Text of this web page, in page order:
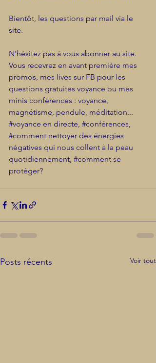
Bientôt, les questions par mail via le
site.
N'hésitez pas à vous abonner au site.
Vous recevrez en avant première mes
promos, mes lives sur FB pour les
questions gratuites voyance ou mes
minis conférences : voyance,
magnétisme, pendule, méditation...
#voyance en directe, #conférences,
#comment nettoyer des énergies
négatives qui nous collent à la peau
quotidiennement, #comment se
protéger?
Posts récents Voir tout